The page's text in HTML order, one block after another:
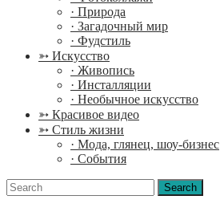
· Природа
· Загадочный мир
· Фудстиль
➳ Искусство
· Живопись
· Инсталляции
· Необычное искусство
➳ Красивое видео
➳ Стиль жизни
· Мода, глянец, шоу-бизнес
· События
Search
for: